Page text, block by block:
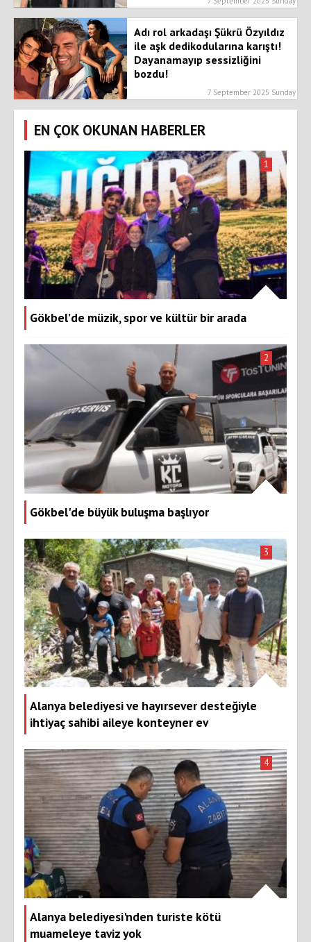
Adı rol arkadaşı Şükrü Özyıldız
ile aşk dedikodularına karıştı!
Dayanamayıp sessizliğini
bozdu!
7 September 2025 Sunday
EN ÇOK OKUNAN HABERLER
Gökbel’de müzik, spor ve kültür bir arada
1
Gökbel'de büyük buluşma başlıyor
2
Alanya belediyesi ve hayırsever desteğiyle
ihtiyaç sahibi aileye konteyner ev
3
Alanya belediyesi'nden turiste kötü
muameleye taviz yok
4